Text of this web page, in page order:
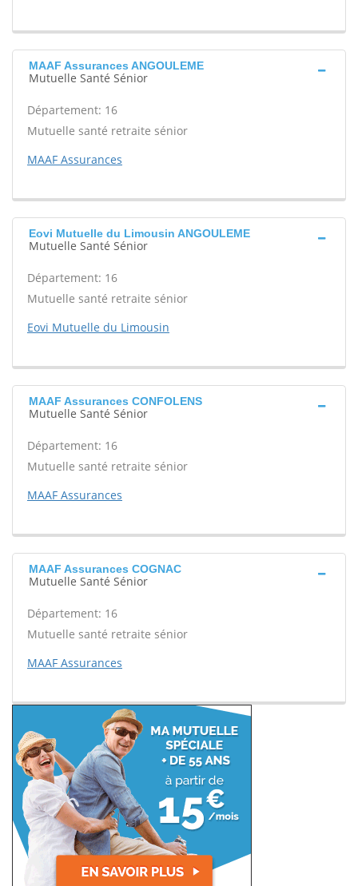
MAAF Assurances ANGOULEME
Mutuelle Santé Sénior
Département: 16
Mutuelle santé retraite sénior
MAAF Assurances
Eovi Mutuelle du Limousin ANGOULEME
Mutuelle Santé Sénior
Département: 16
Mutuelle santé retraite sénior
Eovi Mutuelle du Limousin
MAAF Assurances CONFOLENS
Mutuelle Santé Sénior
Département: 16
Mutuelle santé retraite sénior
MAAF Assurances
MAAF Assurances COGNAC
Mutuelle Santé Sénior
Département: 16
Mutuelle santé retraite sénior
MAAF Assurances